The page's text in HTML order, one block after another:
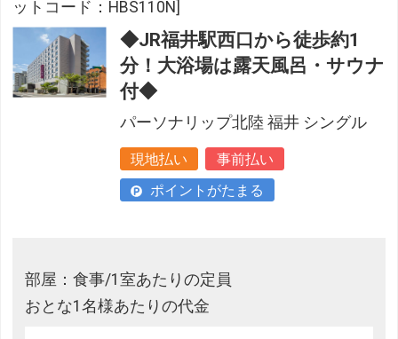
ットコード：HBS110N]
◆JR福井駅西口から徒歩約1
分！大浴場は露天風呂・サウナ
付◆
パーソナリップ北陸 福井 シングル
現地払い
事前払い
ポイントがたまる
部屋：食事/1室あたりの定員
おとな1名様あたりの代金